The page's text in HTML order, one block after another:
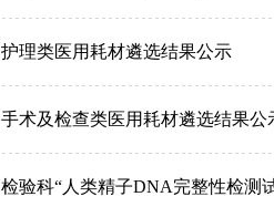
护理类医用耗材遴选结果公示
手术及检查类医用耗材遴选结果公
检验科“人类精子DNA完整性检测